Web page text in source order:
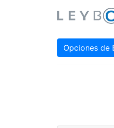
Opciones de